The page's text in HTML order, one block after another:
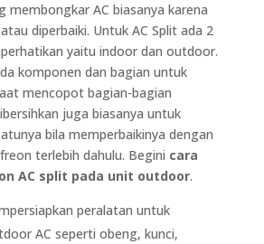
membongkar AC biasanya karena
diperbaiki. Untuk AC Split ada 2
yaitu indoor dan outdoor.
komponen dan bagian untuk
mencopot bagian-bagian
juga biasanya untuk
bila memperbaikinya dengan
terlebih dahulu. Begini cara
AC split pada unit outdoor.
peralatan untuk
AC seperti obeng, kunci,